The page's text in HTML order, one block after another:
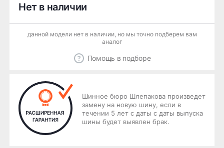
Нет в наличии
данной модели нет в наличии, но мы точно подберем вам
аналог
Помощь в подборе
Шинное бюро Шлепакова произведет
замену на новую шину, если в
течении 5 лет с даты с даты выпуска
шины будет выявлен брак.